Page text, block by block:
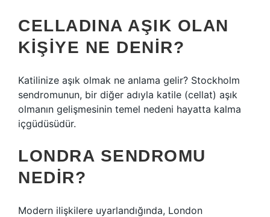
CELLADINA AŞIK OLAN
KIŞIYE NE DENIR?
Katilinize aşık olmak ne anlama gelir? Stockholm
sendromunun, bir diğer adıyla katile (cellat) aşık
olmanın gelişmesinin temel nedeni hayatta kalma
içgüdüsüdür.
LONDRA SENDROMU
NEDIR?
Modern ilişkilere uyarlandığında, London